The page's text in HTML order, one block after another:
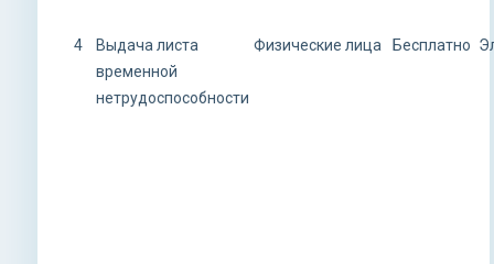
4
Выдача листа
временной
нетрудоспособности
Физические лица Бесплатно